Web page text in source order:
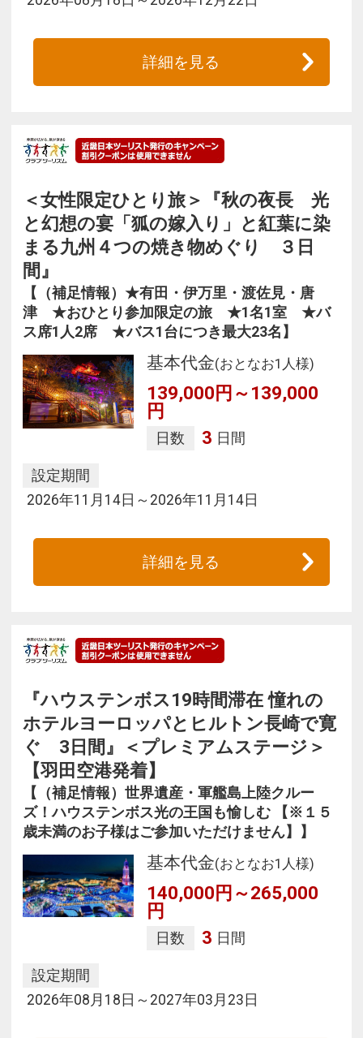
詳細を見る
＜女性限定ひとり旅＞『秋の夜長 光
と幻想の宴「狐の嫁入り」と紅葉に染
まる九州４つの焼き物めぐり ３日
間』
【（補足情報）★有田・伊万里・渡佐見・唐
津 ★おひとり参加限定の旅 ★1名1室 ★バ
ス席1人2席 ★バス1台につき最大23名】
基本代金(おとなお1人様)
139,000円～139,000
円
日数 3 日間
設定期間
2026年11月14日～2026年11月14日
詳細を見る
『ハウステンボス19時間滞在 憧れの
ホテルヨーロッパとヒルトン長崎で寛
ぐ 3日間』＜プレミアムステージ＞
【羽田空港発着】
【（補足情報）世界遺産・軍艦島上陸クルー
ズ！ハウステンボス光の王国も愉しむ 【※１５
歳未満のお子様はご参加いただけません】】
基本代金(おとなお1人様)
140,000円～265,000
円
日数 3 日間
設定期間
2026年08月18日～2027年03月23日